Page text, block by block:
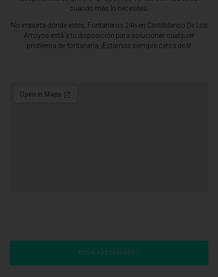
cuando más lo necesites.
No importa dónde estés, Fontaneros 24h en Castilblanco De Los
Arroyos está a tu disposición para solucionar cualquier
problema de fontanería. ¡Estamos siempre cerca de ti!
PEDIR PRESUPUESTO